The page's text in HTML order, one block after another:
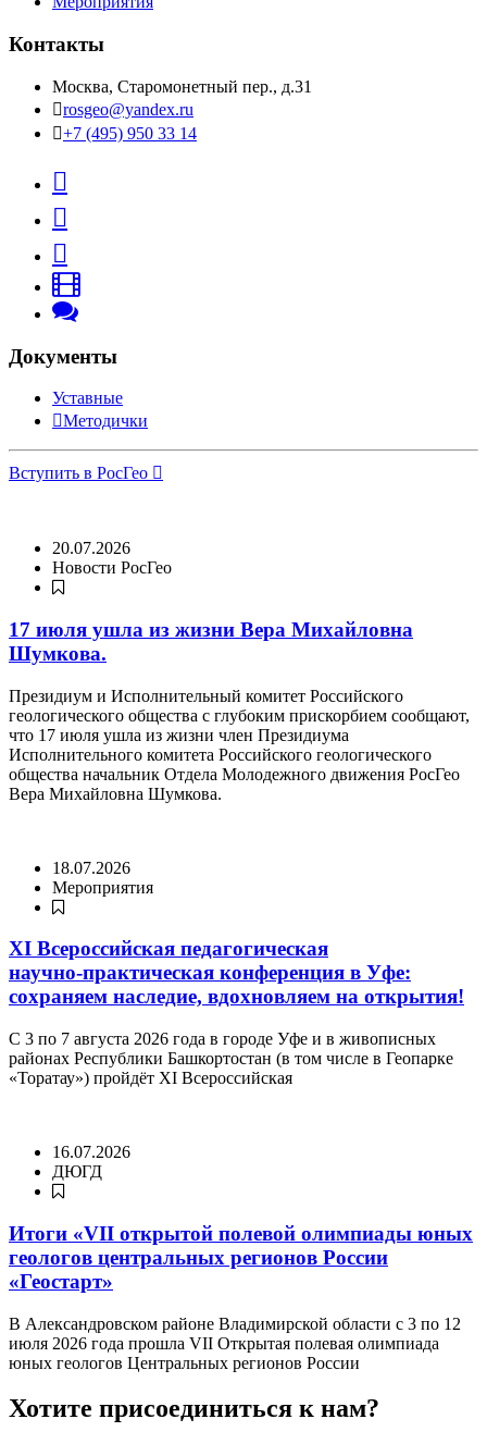
Контакты
Москва, Старомонетный пер., д.31
rosgeo@yandex.ru
+7 (495) 950 33 14
Документы
Уставные
Методички
Вступить в РосГео
20.07.2026
Новости РосГео
17 июля ушла из жизни Вера Михайловна
Шумкова.
Президиум и Исполнительный комитет Российского
геологического общества с глубоким прискорбием сообщают,
что 17 июля ушла из жизни член Президиума
Исполнительного комитета Российского геологического
общества начальник Отдела Молодежного движения РосГео
Вера Михайловна Шумкова.
18.07.2026
Мероприятия
XI Всероссийская педагогическая
научно‑практическая конференция в Уфе:
сохраняем наследие, вдохновляем на открытия!
С 3 по 7 августа 2026 года в городе Уфе и в живописных
районах Республики Башкортостан (в том числе в Геопарке
«Торатау») пройдёт XI Всероссийская
16.07.2026
ДЮГД
Итоги «VII открытой полевой олимпиады юных
геологов центральных регионов России
«Геостарт»
В Александровском районе Владимирской области с 3 по 12
июля 2026 года прошла VII Открытая полевая олимпиада
юных геологов Центральных регионов России
Хотите присоединиться к нам?